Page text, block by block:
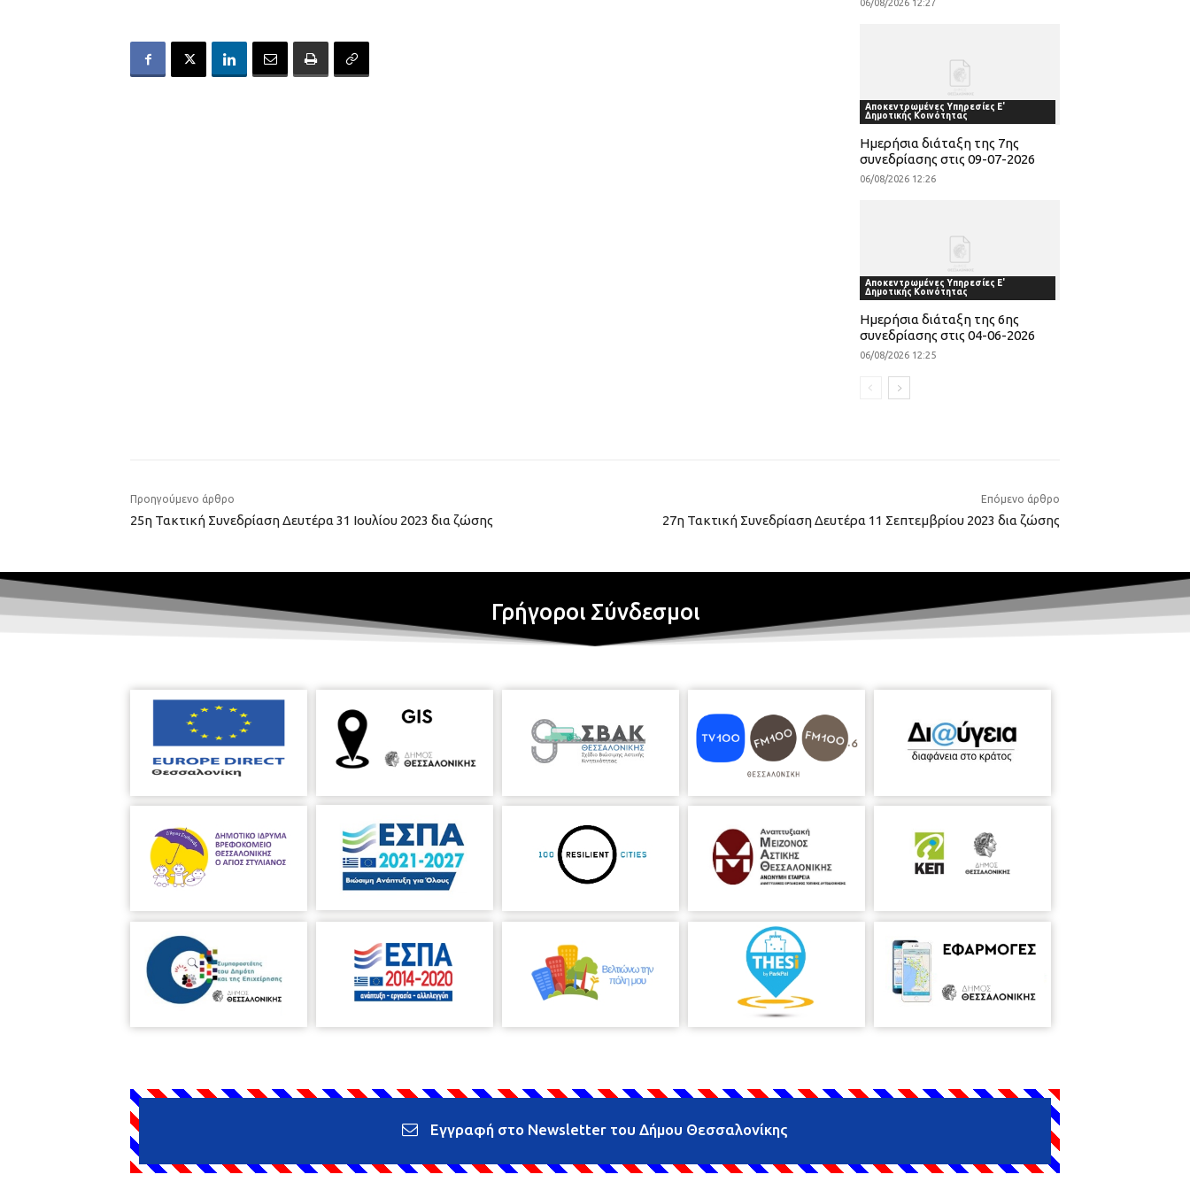
06/08/2026 12:27
Αποκεντρωμένες Υπηρεσίες Ε'
Δημοτικής Κοινότητας
Ημερήσια διάταξη της 7ης
συνεδρίασης στις 09-07-2026
06/08/2026 12:26
Αποκεντρωμένες Υπηρεσίες Ε'
Δημοτικής Κοινότητας
Ημερήσια διάταξη της 6ης
συνεδρίασης στις 04-06-2026
06/08/2026 12:25
Προηγούμενο άρθρο
25η Τακτική Συνεδρίαση Δευτέρα 31 Ιουλίου 2023 δια ζώσης
Επόμενο άρθρο
27η Τακτική Συνεδρίαση Δευτέρα 11 Σεπτεμβρίου 2023 δια ζώσης
Γρήγοροι Σύνδεσμοι
Εγγραφή στο Newsletter του Δήμου Θεσσαλονίκης